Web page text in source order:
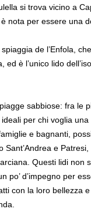
si trova vicino a
nota per essere una
de l’Enfola,
ed è l’unico lido
sabbiose: fra le
ideali per chi voglia
e bagnanti,
Sant’Andrea e
Questi lidi non
po’ d’impegno per
con la loro bellezza